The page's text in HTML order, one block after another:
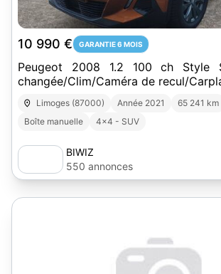
10 990 € GARANTIE 6 MOIS
Peugeot 2008 1.2 100 ch Style
changée/Clim/Caméra de recul/
Limoges (87000) Année 2021 65 241 km
Boîte manuelle
4x4 - SUV
BIWIZ
550 annonces